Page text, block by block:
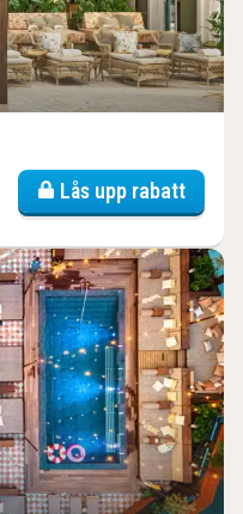
Lås upp rabatt